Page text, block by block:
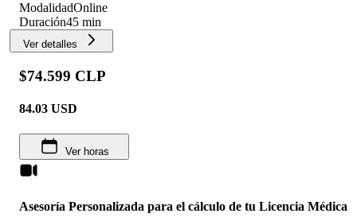
ModalidadOnline
Duración45 min
Ver detalles
$74.599 CLP
84.03 USD
Ver horas
Asesoría Personalizada para el cálculo de tu Licencia Médica